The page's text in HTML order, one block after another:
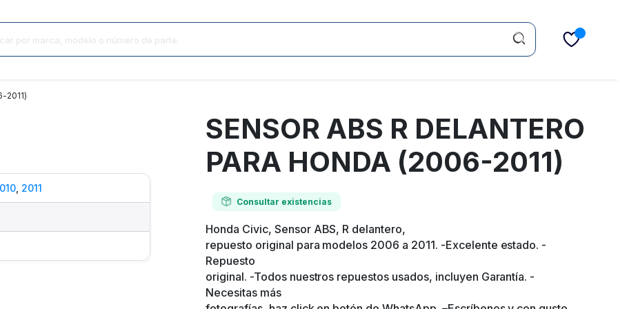
2011)
2011
SENSOR ABS R DELANTERO
PARA HONDA (2006-2011)
Consultar existencias
Honda Civic, Sensor ABS, R delantero,
repuesto original para modelos 2006 a 2011. -Excelente estado. -
Repuesto
original. -Todos nuestros repuestos usados, incluyen Garantía. -
Necesitas más